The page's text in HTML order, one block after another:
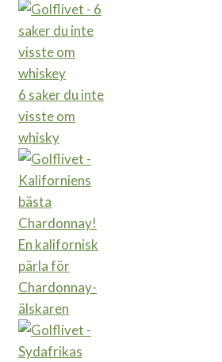
6 saker du inte
visste om
whisky
En kalifornisk
pärla för
Chardonnay-
älskaren